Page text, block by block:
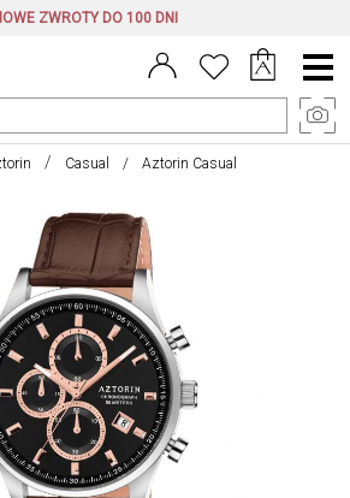
ZWROTY DO 100 DNI
Menu
główne
Casual Aztorin Casual